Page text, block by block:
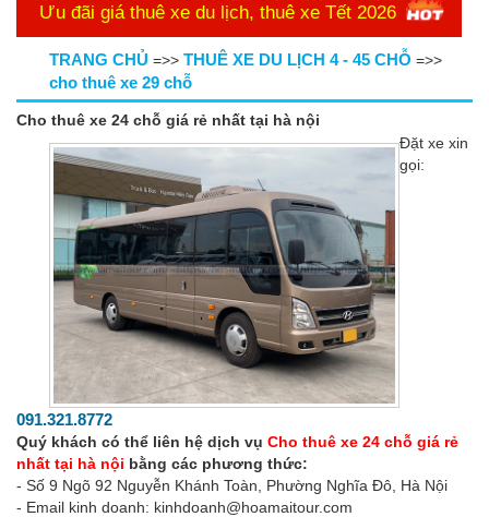
Ưu đãi giá thuê xe du lịch, thuê xe Tết 2026
TRANG CHỦ =>> THUÊ XE DU LỊCH 4 - 45 CHỖ =>>
cho thuê xe 29 chỗ
Cho thuê xe 24 chỗ giá rẻ nhất tại hà nội
Đặt xe xin
gọi:
091.321.8772
Quý khách có thể liên hệ dịch vụ Cho thuê xe 24 chỗ giá rẻ
nhất tại hà nội bằng các phương thức:
- Số 9 Ngõ 92 Nguyễn Khánh Toàn, Phường Nghĩa Đô, Hà Nội
- Email kinh doanh: kinhdoanh@hoamaitour.com